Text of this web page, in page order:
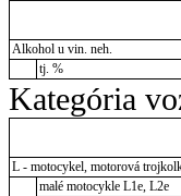
Alkohol u vin. neh.
tj. %
Kategória
L - motocykel, motorová
malé motocykle L1e, L2e